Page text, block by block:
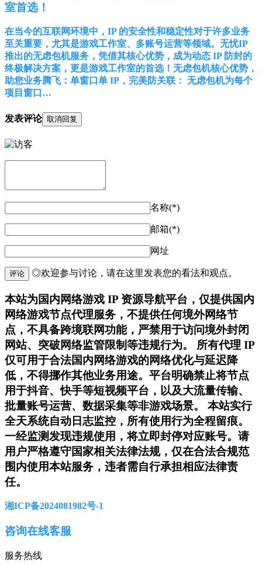
室首选！
在当今的互联网环境中，IP 的安全性和稳定性对于许多业务
至关重要，尤其是游戏工作室、多账号运营等领域。无忧IP
推出的无虑包机服务，凭借其核心优势，成为动态 IP 防封的
终极解决方案，更是游戏工作室的首选！无虑包机核心优势，
助您业务腾飞：单窗口单 IP，完美防关联： 无虑包机为每个
项目窗口…
发表评论 取消回复
名称(*)
邮箱(*)
网址
评论 ◎欢迎参与讨论，请在这里发表您的看法和观点。
本站为国内网络游戏 IP 资源导航平台，仅提供国内
网络游戏节点代理服务，不提供任何境外网络节
点，不具备跨境联网功能，严禁用于访问境外封闭
网站、突破网络监管限制等违规行为。 所有代理 IP
仅可用于合法国内网络游戏的网络优化与延迟降
低，不得挪作其他业务用途。平台明确禁止将节点
用于抖音、快手等短视频平台，以及大流量传输、
批量账号运营、数据采集等非游戏场景。 本站实行
全天系统自动日志监控，所有使用行为全程留痕。
一经监测发现违规使用，将立即封停对应账号。请
用户严格遵守国家相关法律法规，仅在合法合规范
围内使用本站服务，违者需自行承担相应法律责
任。
湘ICP备2024081982号-1
咨询在线客服
服务热线